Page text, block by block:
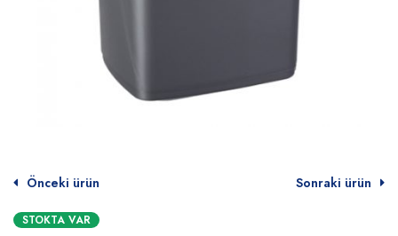
Önceki ürün Sonraki ürün
STOKTA VAR